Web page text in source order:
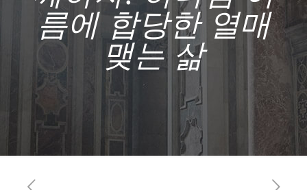
름에 합당한 열매
맺는 삶